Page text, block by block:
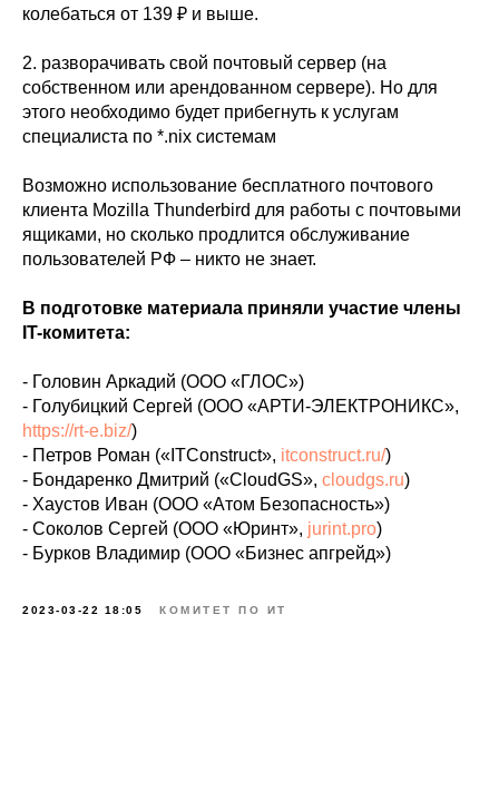
колебаться от 139 ₽ и выше.
2. разворачивать свой почтовый сервер (на
собственном или арендованном сервере). Но для
этого необходимо будет прибегнуть к услугам
специалиста по *.nix системам
Возможно использование бесплатного почтового
клиента Mozilla Thunderbird для работы с почтовыми
ящиками, но сколько продлится обслуживание
пользователей РФ – никто не знает.
В подготовке материала приняли участие члены
IT-комитета:
- Головин Аркадий (ООО «ГЛОС»)
- Голубицкий Сергей (ООО «АРТИ-ЭЛЕКТРОНИКС»,
https://rt-e.biz/)
- Петров Роман («ITConstruct», itconstruct.ru/)
- Бондаренко Дмитрий («CloudGS», cloudgs.ru)
- Хаустов Иван (ООО «Атом Безопасность»)
- Соколов Сергей (ООО «Юринт», jurint.pro)
- Бурков Владимир (ООО «Бизнес апгрейд»)
2023-03-22 18:05 КОМИТЕТ ПО ИТ